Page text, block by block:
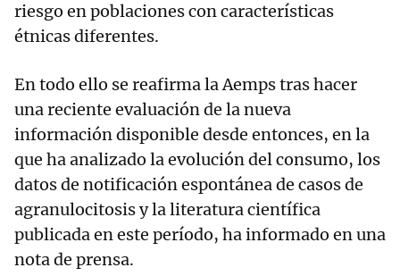
riesgo en poblaciones con características
étnicas diferentes.
En todo ello se reafirma la Aemps tras hacer
una reciente evaluación de la nueva
información disponible desde entonces, en la
que ha analizado la evolución del consumo, los
datos de notificación espontánea de casos de
agranulocitosis y la literatura científica
publicada en este período, ha informado en una
nota de prensa.